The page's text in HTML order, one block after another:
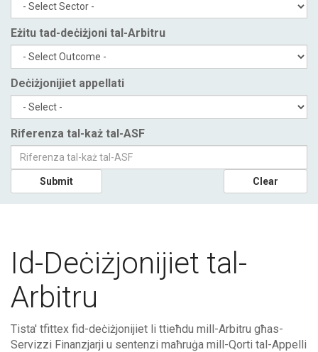
Eżitu tad-deċiżjoni tal-Arbitru
Deċiżjonijiet appellati
Riferenza tal-każ tal-ASF
Submit Clear
Id-Deċiżjonijiet tal-
Arbitru
Tista' tfittex fid-deċiżjonijiet li ttieħdu mill-Arbitru għas-
Servizzi Finanzjarji u sentenzi maħruġa mill-Qorti tal-Appelli